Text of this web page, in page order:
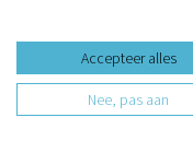
Accepteer alles
Nee, pas aan